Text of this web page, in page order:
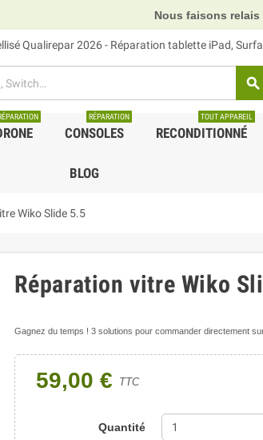
Nous faisons relais DHL,
Qualirepar 2026 - Réparation tablette iPad,
search
CONSOLES
RÉPARATION
RECONDITIONNÉ
TOUT APPAREIL
BLOG
Wiko Slide 5.5
Réparation vitre Wiko
Gagnez du temps ! 3 solutions pour commander directement
59,00 € TTC
Quantité